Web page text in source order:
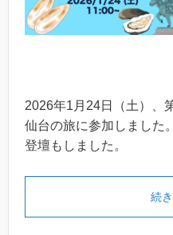
2026年1月24日（土）、
仙台の旅に参加しました。
登壇もしました。
続